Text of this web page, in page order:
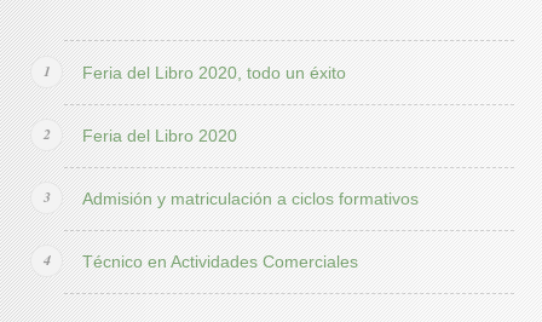
Feria del Libro 2020, todo un éxito
Feria del Libro 2020
Admisión y matriculación a ciclos formativos
Técnico en Actividades Comerciales